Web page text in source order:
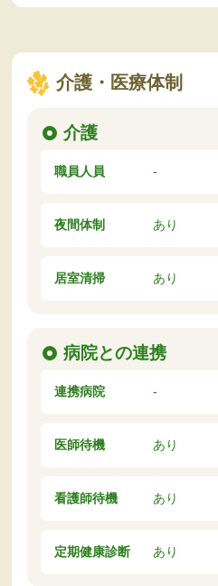
介護・医療体制
介護
職員人員 -
夜間体制 あり
居室清掃 あり
病院との連携
連携病院 -
医師待機 あり
看護師待機 あり
定期健康診断 あり